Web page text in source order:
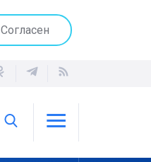
Согласен